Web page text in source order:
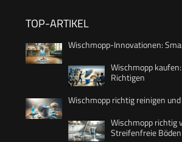
TOP-ARTIKEL
Wischmopp-Innovationen:
Wischmopp
Richtigen
Wischmopp richtig reinigen
Wischmopp richtig
Streifenfreie Böden